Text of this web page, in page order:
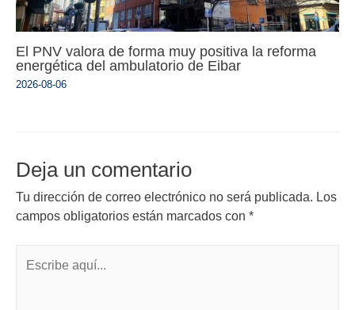
El PNV valora de forma muy positiva la reforma
energética del ambulatorio de Eibar
2026-08-06
Deja un comentario
Tu dirección de correo electrónico no será publicada. Los
campos obligatorios están marcados con *